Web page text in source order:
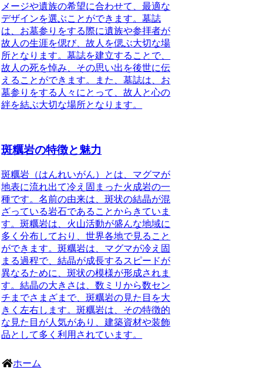
メージや遺族の希望に合わせて、最適な
デザインを選ぶことができます。墓誌
は、 お墓参りをする際に遺族や参拝者が
故人の生涯を偲び、故人を偲ぶ大切な場
所となります。墓誌を建立することで、
故人の死を悼み、その思い出を後世に伝
えることができます。また、墓誌は、お
墓参りをする人々にとって、故人と心の
絆を結ぶ大切な場所となります。
斑糲岩の特徴と魅力
斑糲岩（はんれいがん）とは、マグマが
地表に流れ出て冷え固まった火成岩の一
種です。名前の由来は、斑状の結晶が混
ざっている岩石であることからきていま
す。斑糲岩は、火山活動が盛んな地域に
多く分布しており、世界各地で見ること
ができます。斑糲岩は、マグマが冷え固
まる過程で、結晶が成長するスピードが
異なるために、斑状の模様が形成されま
す。結晶の大きさは、数ミリから数セン
チまでさまざまで、斑糲岩の見た目を大
きく左右します。斑糲岩は、その特徴的
な見た目が人気があり、建築資材や装飾
品として多く利用されています。
ホーム